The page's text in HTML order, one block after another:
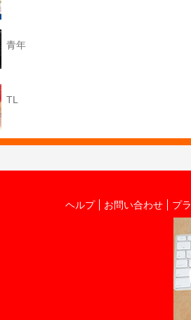
青年
TL
ヘルプ
お問い合わせ プ